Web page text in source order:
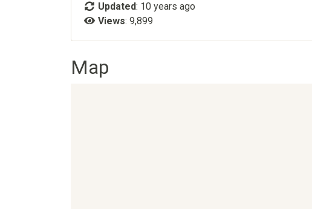
Updated: 10 years ago
Views: 9,899
Map